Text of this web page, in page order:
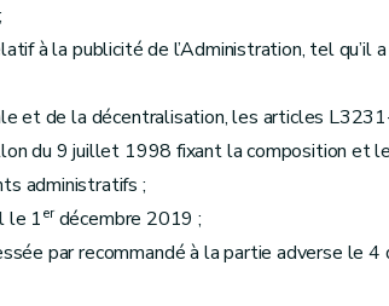
à la publicité de l’Administration, tel qu’il
et de la décentralisation, les articles
du 9 juillet 1998 fixant la composition et
administratifs ;
le 1erdécembre 2019 ;
par recommandé à la partie adverse le